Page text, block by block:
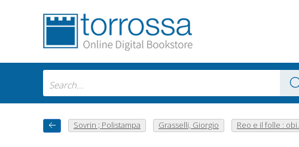
Sovrin ; Polistampa Grasselli, Giorgio Reo e il folle :